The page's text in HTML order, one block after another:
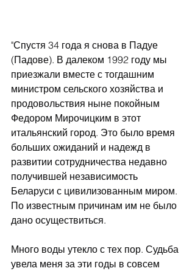
"Спустя 34 года я снова в Падуе
(Падове). В далеком 1992 году мы
приезжали вместе с тогдашним
министром сельского хозяйства и
продовольствия ныне покойным
Федором Мирочицким в этот
итальянский город. Это было время
больших ожиданий и надежд в
развитии сотрудничества недавно
получившей независимость
Беларуси с цивилизованным миром.
По известным причинам им не было
дано осуществиться.
Много воды утекло с тех пор. Судьба
увела меня за эти годы в совсем